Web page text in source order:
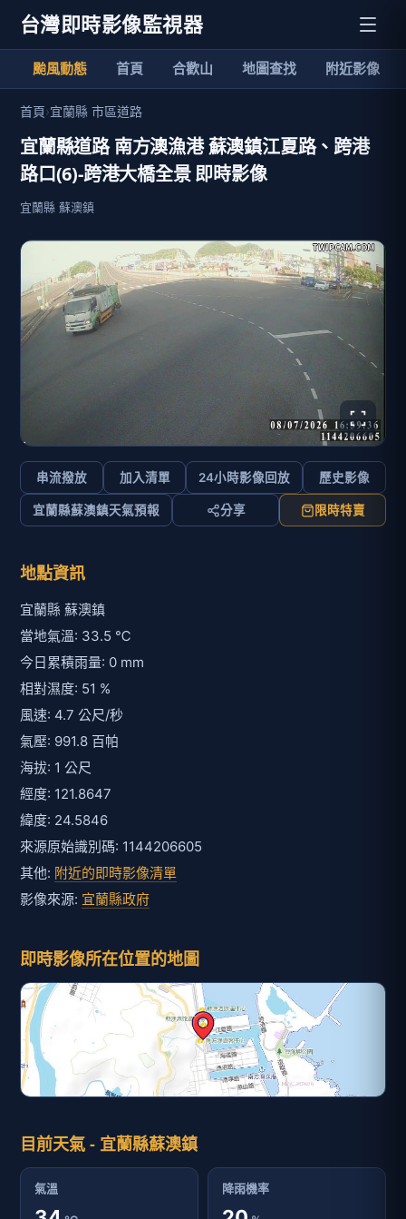
台灣即時影像監視器
颱風動態 首頁 合歡山 地圖查找 附近影像
首頁›宜蘭縣 市區道路
宜蘭縣道路 南方澳漁港 蘇澳鎮江夏路、跨港
路口(6)-跨港大橋全景 即時影像
宜蘭縣 蘇澳鎮
串流撥放 加入清單 24小時影像回放 歷史影像
宜蘭縣蘇澳鎮天氣預報 分享 限時特賣
地點資訊
宜蘭縣 蘇澳鎮
當地氣溫: 33.5 ℃
今日累積雨量: 0 mm
相對濕度: 51 %
風速: 4.7 公尺/秒
氣壓: 991.8 百帕
海拔: 1 公尺
經度: 121.8647
緯度: 24.5846
來源原始識別碼: 1144206605
其他: 附近的即時影像清單
影像來源: 宜蘭縣政府
即時影像所在位置的地圖
目前天氣 - 宜蘭縣蘇澳鎮
氣溫 降雨機率